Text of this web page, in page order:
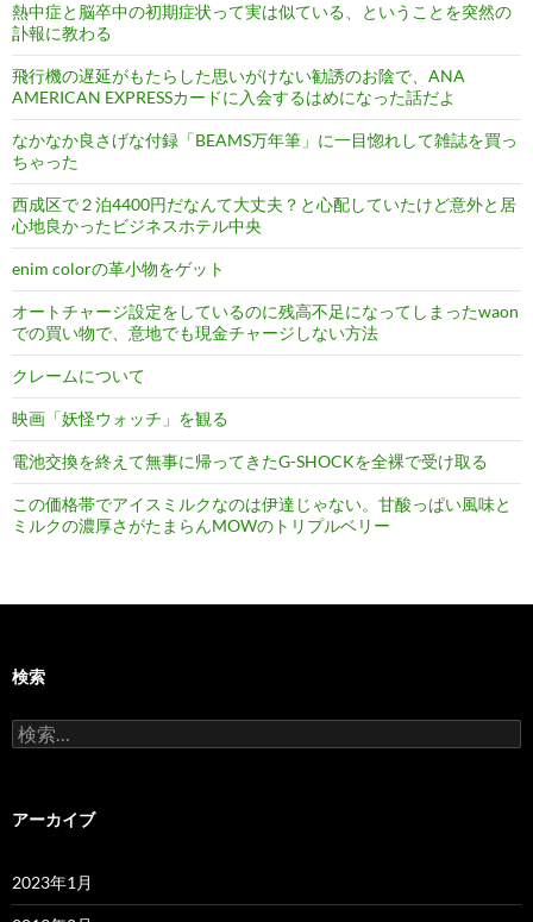
熱中症と脳卒中の初期症状って実は似ている、ということを突然の
訃報に教わる
飛行機の遅延がもたらした思いがけない勧誘のお陰で、ANA
AMERICAN EXPRESSカードに入会するはめになった話だよ
なかなか良さげな付録「BEAMS万年筆」に一目惚れして雑誌を買っ
ちゃった
西成区で２泊4400円だなんて大丈夫？と心配していたけど意外と居
心地良かったビジネスホテル中央
enim colorの革小物をゲット
オートチャージ設定をしているのに残高不足になってしまったwaon
での買い物で、意地でも現金チャージしない方法
クレームについて
映画「妖怪ウォッチ」を観る
電池交換を終えて無事に帰ってきたG-SHOCKを全裸で受け取る
この価格帯でアイスミルクなのは伊達じゃない。甘酸っぱい風味と
ミルクの濃厚さがたまらんMOWのトリプルベリー
検索
検
索:
アーカイブ
2023年1月